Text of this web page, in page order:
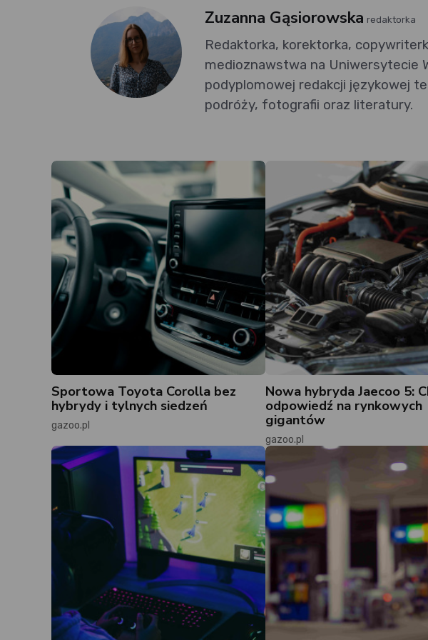
Zuzanna Gąsiorowska redaktorka
Redaktorka, korektorka,
medioznawstwa na Uniwersytecie
podyplomowej redakcji językowej
podróży, fotografii oraz literatury.
Sportowa Toyota Corolla bez
hybrydy i tylnych siedzeń
gazoo.pl
Nowa hybryda Jaecoo 5:
odpowiedź na rynkowych
gigantów
gazoo.pl